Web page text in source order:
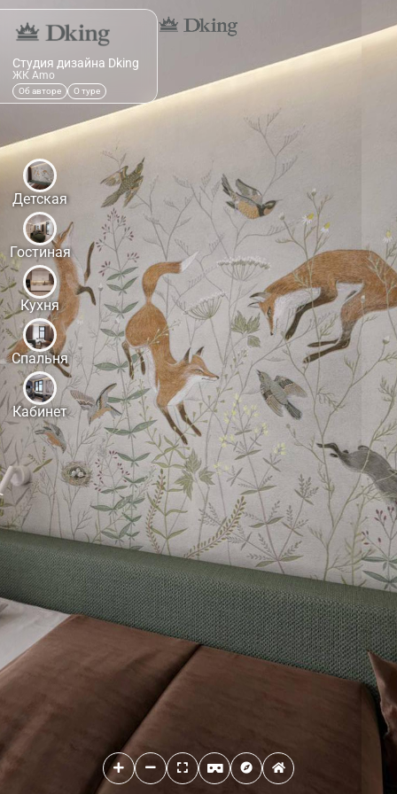
Студия дизайна Dking
ЖК Amo
Об авторе О туре
Детская
Гостиная
Кухня
Спальня
Кабинет